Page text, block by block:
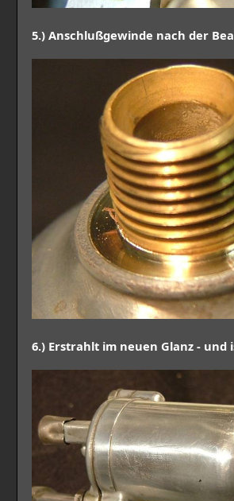
5.) Anschlußgewinde nach der
6.) Erstrahlt im neuen Glanz - und